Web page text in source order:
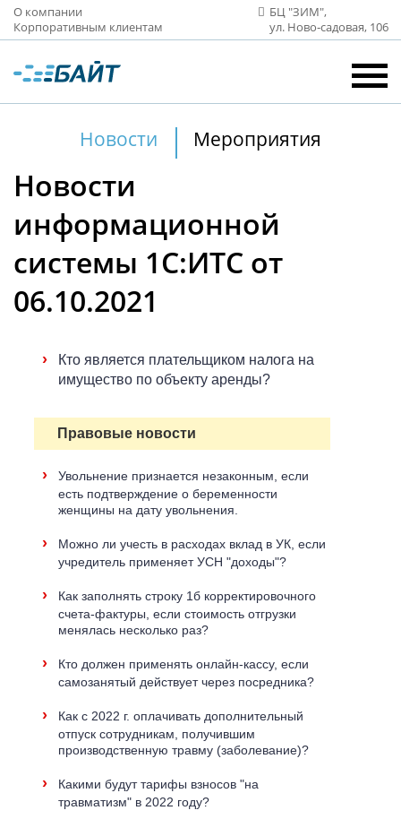
О компании
Корпоративным клиентам
БЦ "ЗИМ",
ул. Ново‑садовая, 106
Новости Мероприятия
Новости
информационной
системы 1С:ИТС от
06.10.2021
›
Кто является плательщиком налога на
имущество по объекту аренды?
Правовые новости
›
Увольнение признается незаконным, если
есть подтверждение о беременности
женщины на дату увольнения.
›
Можно ли учесть в расходах вклад в УК, если
учредитель применяет УСН "доходы"?
›
Как заполнять строку 1б корректировочного
счета-фактуры, если стоимость отгрузки
менялась несколько раз?
›
Кто должен применять онлайн-кассу, если
самозанятый действует через посредника?
›
Как с 2022 г. оплачивать дополнительный
отпуск сотрудникам, получившим
производственную травму (заболевание)?
›
Какими будут тарифы взносов "на
травматизм" в 2022 году?